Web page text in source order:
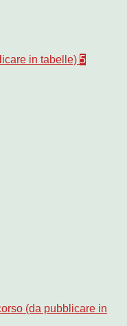
in tabelle) 5
(da pubblicare in